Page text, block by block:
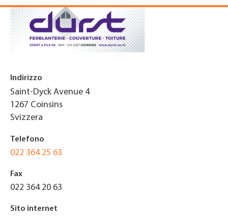
Indirizzo
Saint-Dyck Avenue 4
1267 Coinsins
Svizzera
Telefono
022 364 25 63
Fax
022 364 20 63
Sito internet